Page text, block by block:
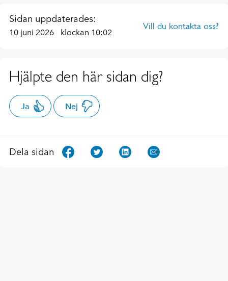
Sidan uppdaterades:
10 juni 2026 klockan 10:02
Vill du kontakta oss?
Hjälpte den här sidan dig?
Ja Nej
Dela sidan